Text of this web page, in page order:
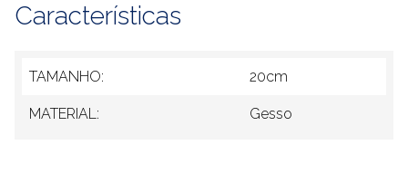
Características
TAMANHO: 20cm
MATERIAL: Gesso